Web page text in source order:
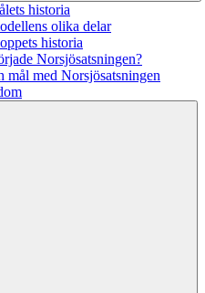
historia
olika delar
historia
Norsjösatsningen?
mål med Norsjösatsningen